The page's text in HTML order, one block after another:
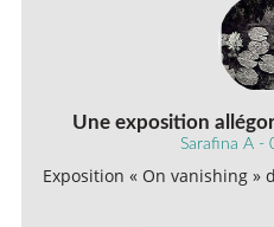
Une exposition
Sarafina A -
Exposition « On vanishing »